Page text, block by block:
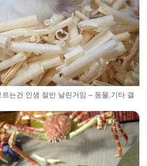
는건 인생 절반 날린거임 – 동물,기타 갤